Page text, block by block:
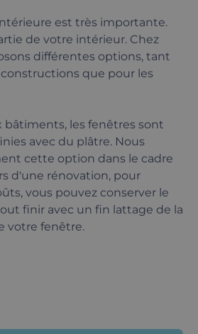
est très importante.
de votre intérieur. Chez
différentes options, tant
que pour les
bâtiments, les fenêtres sont
avec du plâtre. Nous
cette option dans le cadre
d'une rénovation, pour
vous pouvez conserver le
finir avec un fin lattage de la
votre fenêtre.